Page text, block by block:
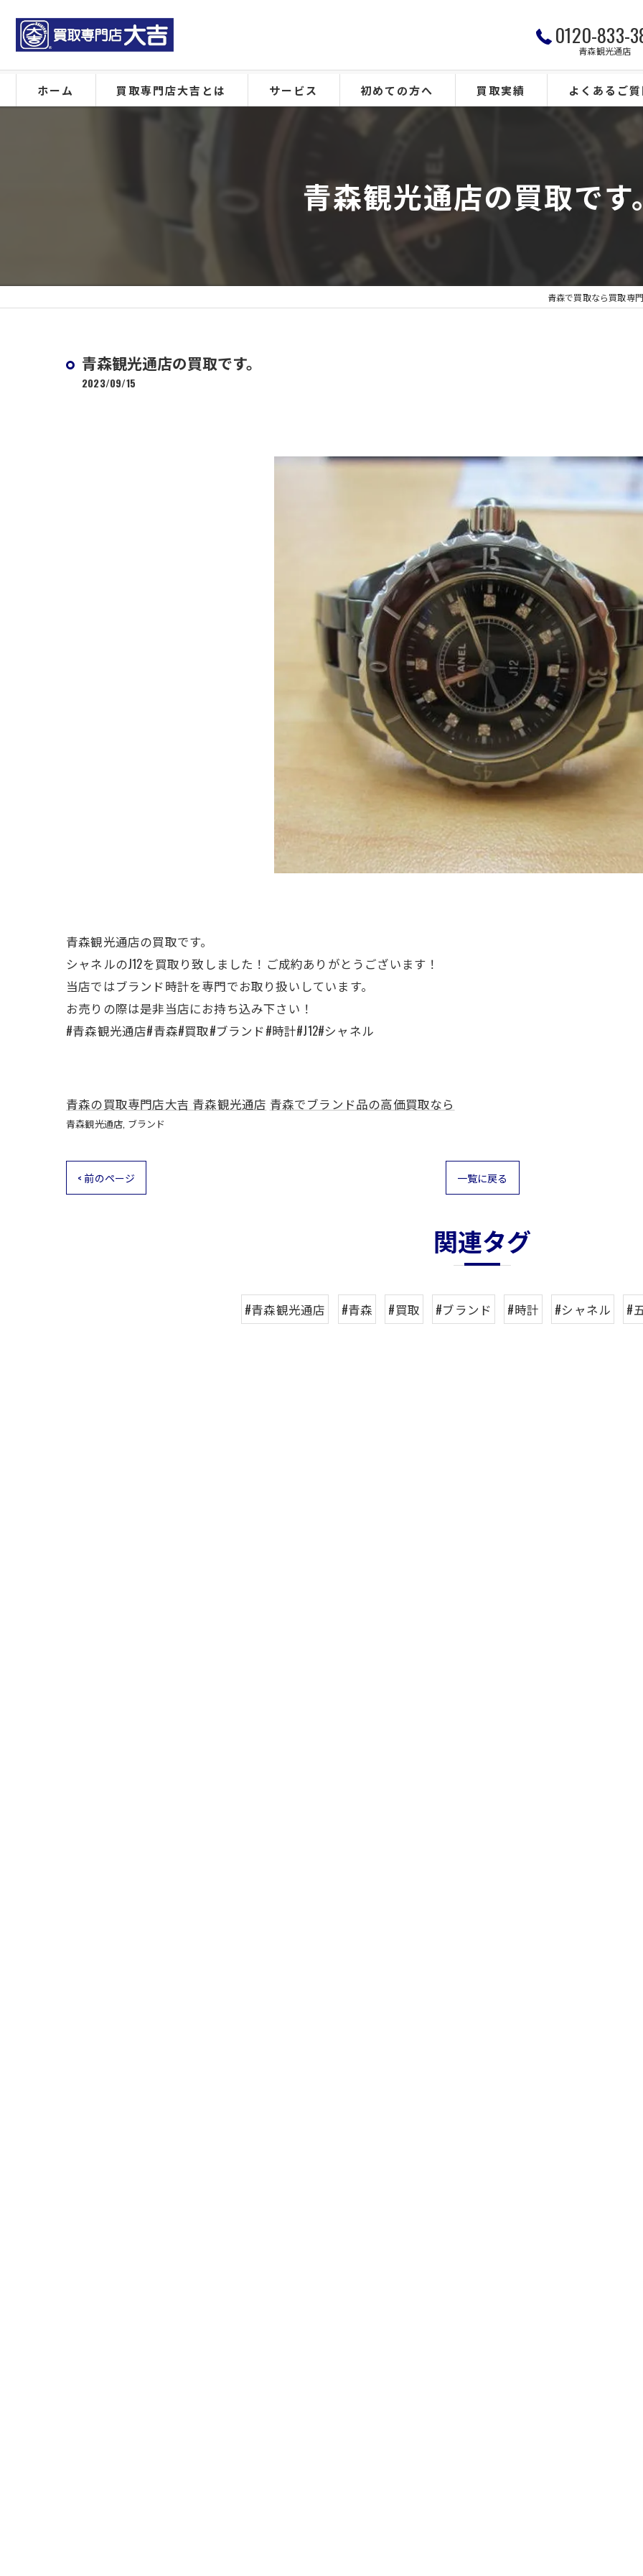
0120-833-
青森観光通店
ホーム 買取専門店大吉とは サービス 初めての方へ 買取実績 よくあるご質
青森観光通店の買取です
青森で買取なら買取専
青森観光通店の買取です。
2023/09/15
青森観光通店の買取です。
シャネルのJ12を買取り致しました！ご成約ありがとうございます！
当店ではブランド時計を専門でお取り扱いしています。
お売りの際は是非当店にお持ち込み下さい！
#青森観光通店#青森#買取#ブランド#時計#J12#シャネル
青森の買取専門店大吉 青森観光通店 青森でブランド品の高価買取なら
青森観光通店 ブランド
< 前のページ 一覧に戻る
関連タグ
#青森観光通店 #青森 #買取 #ブランド #時計 #シャネル #